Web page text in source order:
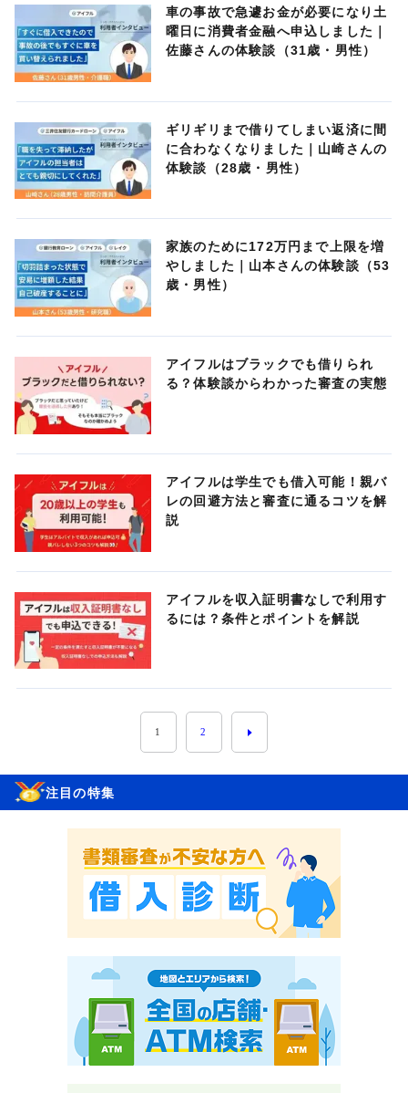
車の事故で急遽お金が必要になり土
曜日に消費者金融へ申込しました｜
佐藤さんの体験談（31歳・男性）
ギリギリまで借りてしまい返済に間
に合わなくなりました｜山崎さんの
体験談（28歳・男性）
家族のために172万円まで上限を増
やしました｜山本さんの体験談（53
歳・男性）
アイフルはブラックでも借りられ
る？体験談からわかった審査の実態
アイフルは学生でも借入可能！親バ
レの回避方法と審査に通るコツを解
説
アイフルを収入証明書なしで利用す
るには？条件とポイントを解説
1 2
注目の特集